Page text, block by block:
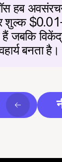
हब
$0.01-
बनता है।